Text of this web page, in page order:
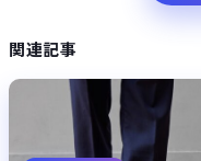
関連記事